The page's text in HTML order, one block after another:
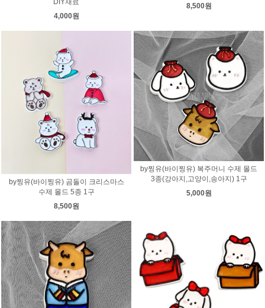
DIY재료
4,000원
8,500원
by찡유(바이찡유) 곰돌이 크리스마스
수제 몰드 5종 1구
8,500원
by찡유(바이찡유) 복주머니 수제 몰드
3종(강아지,고양이,송아지) 1구
5,000원